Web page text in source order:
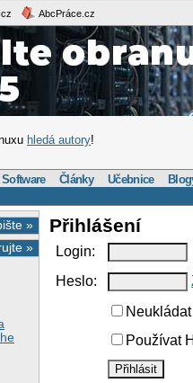
AbcPráce.cz
hledá autory!
Software Články Učebnice
»
»
Přihlášení
Login:
Heslo:
Používat